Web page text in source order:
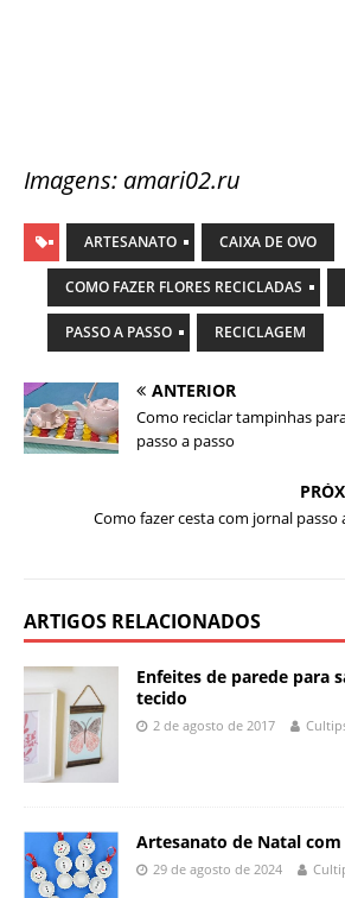
Imagens: amari02.ru
ARTESANATO CAIXA DE OVO
COMO FAZER FLORES RECICLADAS
PASSO A PASSO RECICLAGEM
ANTERIOR
Como reciclar tampinhas
passo a passo
Como fazer cesta com jornal passo
ARTIGOS RELACIONADOS
Enfeites de parede para
tecido
2 de agosto de 2017
Artesanato de Natal com
29 de agosto de 2024